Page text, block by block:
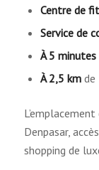
Centre de
Service de
À 5 minutes
À 2,5 kmde
Denpasar,
shopping de